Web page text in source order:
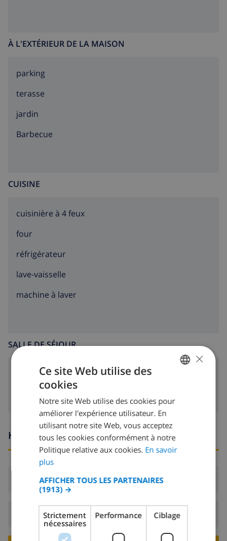
À L'EXTÉRIEUR DE LA MAISON
parking
terasse
jardin
barbecue
CUISINE
cuisinière à 4 feux
four
réfrigérateur
lave-vaisselle
machine à laver
SALLE DE SÉJOUR
poêle (bois)
Heures d'arrivée et de départ
Arrivée:De 16:00 avant 19:00
Départ:Avant: 10:00
DUTCH
SPANISH
GERMAN
DANISH
×
Ce site Web utilise des
cookies
Notre site Web utilise des cookies pour
améliorer l'expérience utilisateur. En
utilisant notre site Web, vous acceptez
tous les cookies conformément à notre
Politique relative aux cookies. En savoir
plus
AFFICHER TOUS LES PARTENAIRES
(1913) →
Strictement
nécessaires
Performance Ciblage